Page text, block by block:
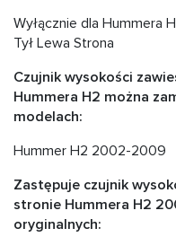
Wyłącznie dla Hummera
Tył Lewa Strona
Czujnik wysokości
Hummera H2 można
modelach:
Hummer H2 2002-2009
Zastępuje czujnik
stronie Hummera H2
oryginalnych: